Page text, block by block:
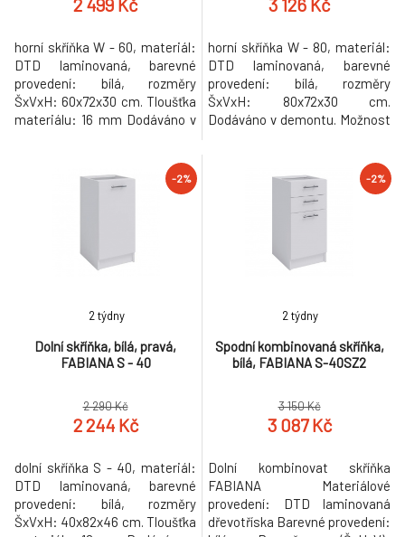
2 499 Kč
horní skříňka W - 60, materiál:
DTD laminovaná, barevné
provedení: bílá, rozměry
ŠxVxH: 60x72x30 cm. Tloušťka
materiálu: 16 mm Dodáváno v
Metalic brown šedá s tloušťkou
2,8 cm, šířkou 60 cm a cenou
3 126 Kč
horní skříňka W - 80, materiál:
DTD laminovaná, barevné
provedení: bílá, rozměry
ŠxVxH: 80x72x30 cm.
Dodáváno v demontu. Možnost
tloušťkou 2,8 cm, šířkou 60 cm
a cenou za bm 1.450 Kč.
Možnost dokoupení
na lištu, ale věší se n
-2%
Dolní skříňka, bílá, pravá,
FABIANA S - 40
2 týdny
2 290 Kč
2 244 Kč
dolní skříňka S - 40, materiál:
DTD laminovaná, barevné
provedení: bílá, rozměry
ŠxVxH: 40x82x46 cm. Tloušťka
-2%
Spodní kombinovaná skříňka,
bílá, FABIANA S-40SZ2
2 týdny
3 150 Kč
3 087 Kč
Dolní kombinovat skříňka
FABIANA Materiálové
provedení: DTD laminovaná
dřevotříska Barevné provedení: